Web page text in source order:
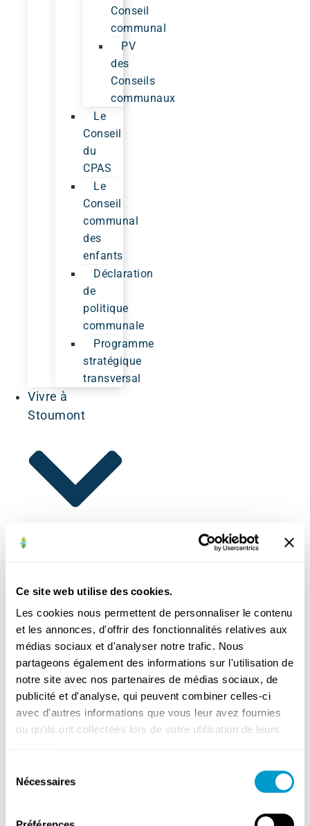
Ce site web utilise des cookies.
Les cookies nous permettent de personnaliser le contenu
et les annonces, d'offrir des fonctionnalités relatives aux
médias sociaux et d'analyser notre trafic. Nous
partageons également des informations sur l'utilisation de
notre site avec nos partenaires de médias sociaux, de
publicité et d'analyse, qui peuvent combiner celles-ci
avec d'autres informations que vous leur avez fournies
ou qu'ils ont collectées lors de votre utilisation de leurs
Nécessaires
Conseil
communal
PV
des
Conseils
communaux
Le
Conseil
du
CPAS
Le
Conseil
communal
des
enfants
Déclaration
de
politique
communale
Programme
stratégique
transversal
Vivre à
Stoumont
indépendants
Cultes
Enseignement
Médical